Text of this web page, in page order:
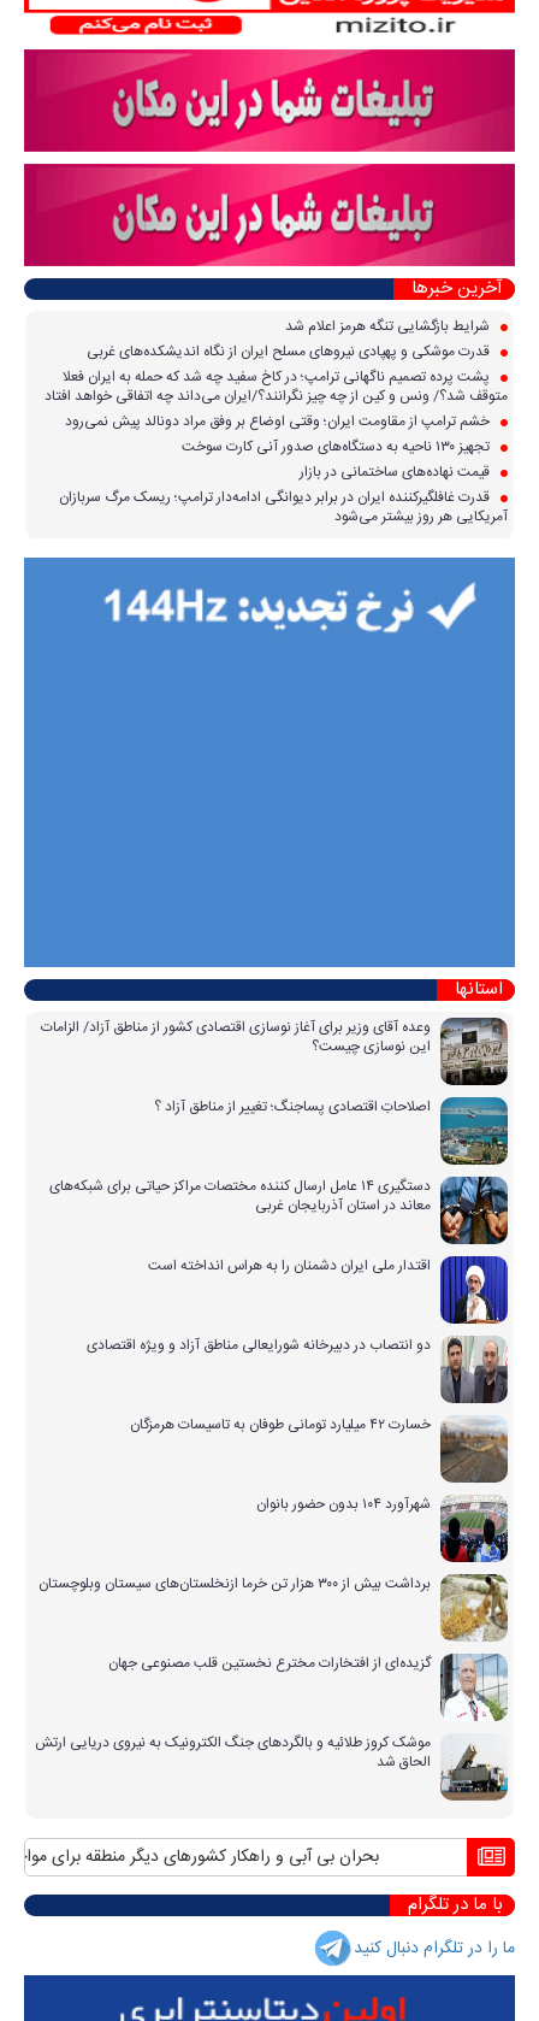
آخرین خبرها
شرایط بازگشایی تنگه هرمز اعلام شد
قدرت موشکی و پهپادی نیرو‌های مسلح ایران از نگاه اندیشکده‌های غربی
پشت پرده تصمیم ناگهانی ترامپ؛ در کاخ سفید چه شد که حمله به ایران فعلا
متوقف شد؟/ ونس و کین از چه چیز نگرانند؟/ایران می‌داند چه اتفاقی خواهد افتاد
خشم ترامپ از مقاومت ایران؛ وقتی اوضاع بر وفق مراد دونالد پیش نمی‌رود
تجهیز ۱۳۰ ناحیه به دستگاه‌های صدور آنی کارت سوخت
قیمت نهاده‌های ساختمانی در بازار
قدرت غافلگیرکننده ایران در برابر دیوانگی ادامه‌دار ترامپ؛ ریسک مرگ سربازان
آمریکایی هر روز بیشتر می‌شود
استانها
وعده آقای وزیر برای آغاز نوسازی اقتصادی کشور از مناطق آزاد/ الزامات
این نوسازی چیست؟
اصلاحاتِ اقتصادی پساجنگ؛ تغییر از مناطق آزاد ؟
دستگیری ۱۴ عامل ارسال کننده مختصات مراکز حیاتی برای شبکه‌های
معاند در استان آذربایجان غربی
اقتدار ملی ایران دشمنان را به هراس انداخته است
دو انتصاب در دبیرخانه شورایعالی مناطق آزاد و ویژه اقتصادی
خسارت ۴۲ میلیارد تومانی طوفان به تاسیسات هرمزگان
شهرآورد ۱۰۴ بدون حضور بانوان
برداشت بیش از ۳۰۰ هزار تن خرما ازنخلستان‌های سیستان وبلوچستان
گزیده‌ای از افتخارات مخترع نخستین قلب مصنوعی جهان
موشک کروز طلائیه و بالگردهای جنگ الکترونیک به نیروی دریایی ارتش
الحاق شد
بحران بی آبی و راهکار کشورهای دیگر منطقه برای مواجهه با
با ما در تلگرام
ما را در تلگرام دنبال کنید